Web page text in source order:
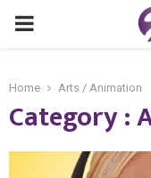
PRIMARY
Home Arts / Animation
Category :